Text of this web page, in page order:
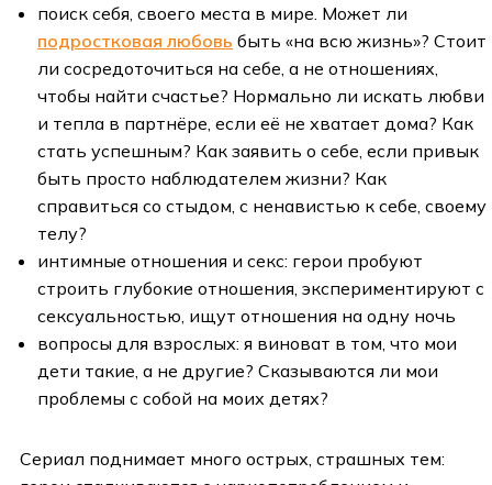
поиск себя, своего места в мире. Может ли
подростковая любовь быть «на всю жизнь»? Стоит
ли сосредоточиться на себе, а не отношениях,
чтобы найти счастье? Нормально ли искать любви
и тепла в партнёре, если её не хватает дома? Как
стать успешным? Как заявить о себе, если привык
быть просто наблюдателем жизни? Как
справиться со стыдом, с ненавистью к себе, своему
телу?
интимные отношения и секс: герои пробуют
строить глубокие отношения, экспериментируют с
сексуальностью, ищут отношения на одну ночь
вопросы для взрослых: я виноват в том, что мои
дети такие, а не другие? Сказываются ли мои
проблемы с собой на моих детях?
Сериал поднимает много острых, страшных тем: